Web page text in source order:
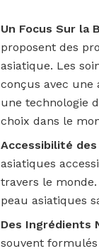
Un Focus Sur la
proposent des
asiatique. Les
conçus avec une
une technologie
choix dans le
Accessibilité des
asiatiques
travers le
peau asiatiques
Des Ingrédients
souvent